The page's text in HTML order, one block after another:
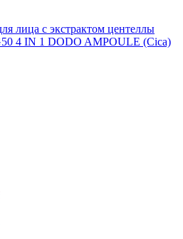
лица с экстрактом центеллы
4 IN 1 DODO AMPOULE (Cica)